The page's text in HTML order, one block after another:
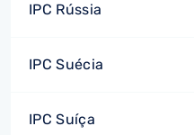
IPC Rússia
IPC Suécia
IPC Suíça